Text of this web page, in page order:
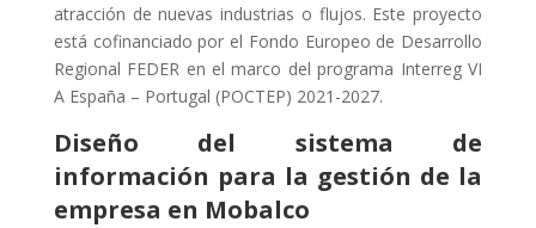
atracción de nuevas industrias o flujos. Este proyecto
está cofinanciado por el Fondo Europeo de Desarrollo
Regional FEDER en el marco del programa Interreg VI
A España – Portugal (POCTEP) 2021-2027.
Diseño del sistema de
información para la gestión de la
empresa en Mobalco